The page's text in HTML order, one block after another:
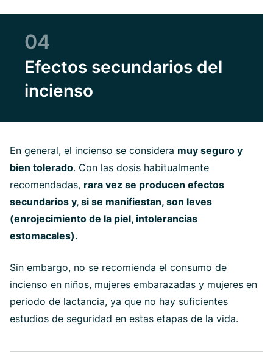
04
Efectos secundarios del
incienso
En general, el incienso se considera muy seguro y
bien tolerado. Con las dosis habitualmente
recomendadas, rara vez se producen efectos
secundarios y, si se manifiestan, son leves
(enrojecimiento de la piel, intolerancias
estomacales).
Sin embargo, no se recomienda el consumo de
incienso en niños, mujeres embarazadas y mujeres en
periodo de lactancia, ya que no hay suficientes
estudios de seguridad en estas etapas de la vida.